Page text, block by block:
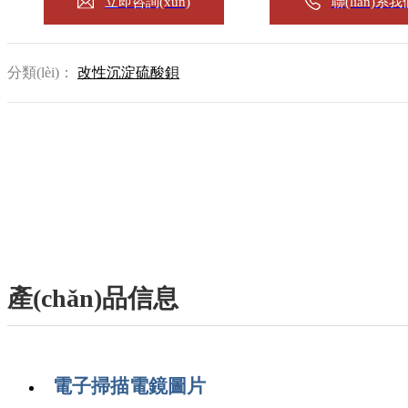
分類(lèi)： 改性沉淀硫酸鋇
產(chǎn)品信息
電子掃描電鏡圖片